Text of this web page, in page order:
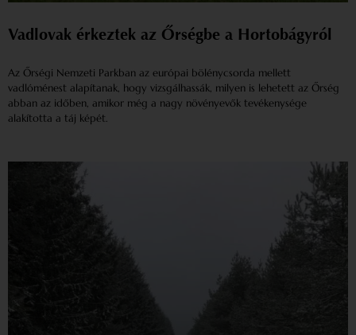
Vadlovak érkeztek az Őrségbe a Hortobágyról
Az Őrségi Nemzeti Parkban az európai bölénycsorda mellett
vadlóménest alapítanak, hogy vizsgálhassák, milyen is lehetett az Őrség
abban az időben, amikor még a nagy növényevők tevékenysége
alakította a táj képét.